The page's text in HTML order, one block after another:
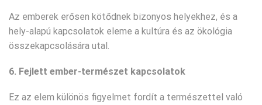
Az emberek erősen kötődnek bizonyos helyekhez, és a
hely-alapú kapcsolatok eleme a kultúra és az ökológia
összekapcsolására utal.
6. Fejlett ember-természet kapcsolatok
Ez az elem különös figyelmet fordít a természettel való